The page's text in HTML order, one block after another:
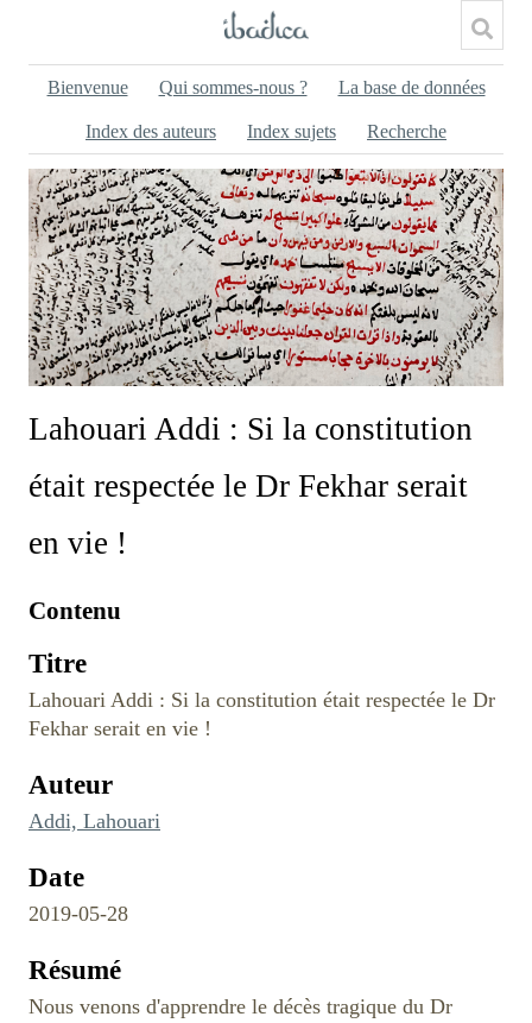
Bienvenue Qui sommes-nous ? La base de données
Index des auteurs Index sujets Recherche
Lahouari Addi : Si la constitution
était respectée le Dr Fekhar serait
en vie !
Contenu
Titre
Lahouari Addi : Si la constitution était respectée le Dr
Fekhar serait en vie !
Auteur
Addi, Lahouari
Date
2019-05-28
Résumé
Nous venons d'apprendre le décès tragique du Dr